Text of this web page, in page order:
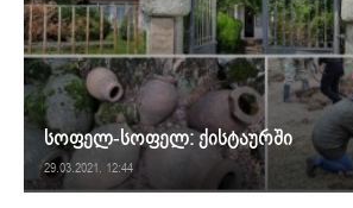
სოფელ-სოფელ: ქისტაურში
29.03.2021. 12:44